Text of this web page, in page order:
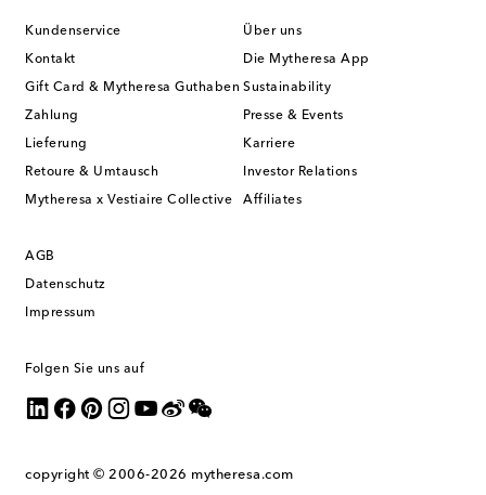
Kundenservice
Kontakt
Gift Card & Mytheresa Guthaben
Zahlung
Lieferung
Retoure & Umtausch
Mytheresa x Vestiaire Collective
Über uns
Die Mytheresa App
Sustainability
Presse & Events
Karriere
Investor Relations
Affiliates
AGB
Datenschutz
Impressum
Folgen Sie uns auf
copyright © 2006-2026 mytheresa.com